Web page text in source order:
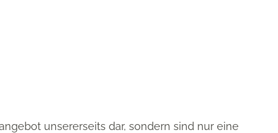
unsererseits dar, sondern sind nur eine